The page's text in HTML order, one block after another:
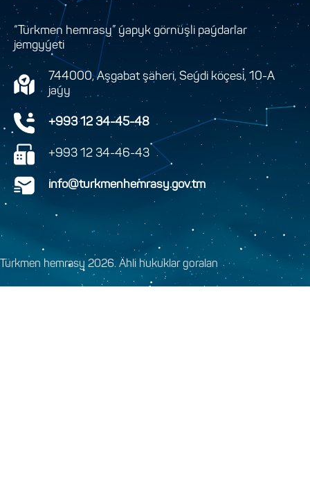
“Türkmen hemrasy” ýapyk görnüşli paýdarlar
jemgyýeti
744000, Aşgabat şäheri, Seýdi köçesi, 10-A
jaýy
+993 12 34-45-48
+993 12 34-46-43
info@turkmenhemrasy.gov.tm
Türkmen hemrasy 2026. Ähli hukuklar goralan